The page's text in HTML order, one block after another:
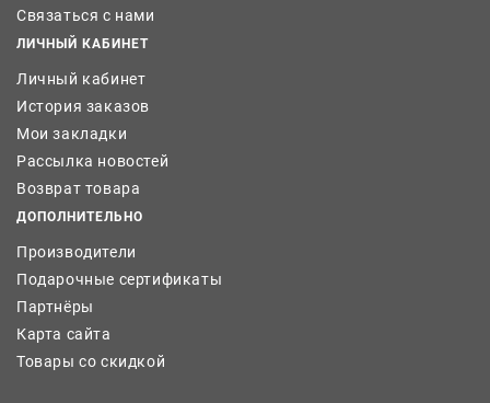
Связаться с нами
ЛИЧНЫЙ КАБИНЕТ
Личный кабинет
История заказов
Мои закладки
Рассылка новостей
Возврат товара
ДОПОЛНИТЕЛЬНО
Производители
Подарочные сертификаты
Партнёры
Карта сайта
Товары со скидкой